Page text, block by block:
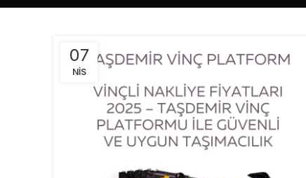
07
NIS